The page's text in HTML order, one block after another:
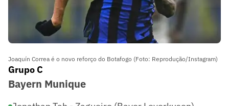
Joaquín Correa é o novo reforço do Botafogo (Foto: Reprodução/Instagram)
Grupo C
Bayern Munique